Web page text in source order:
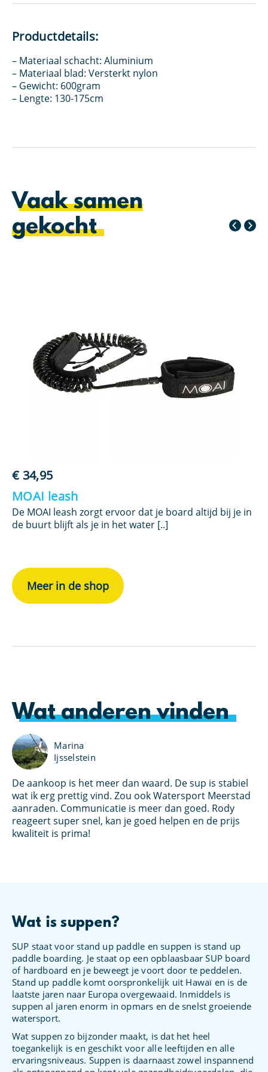
Productdetails:
– Materiaal schacht: Aluminium
– Materiaal blad: Versterkt nylon
– Gewicht: 600gram
– Lengte: 130-175cm
Vaak samen
gekocht
€34,95
MOAI leash
De MOAI leash zorgt ervoor dat je board altijd bij je in
de buurt blijft als je in het water [..]
Meer in de shop
Wat anderen vinden
Marina
Ijsselstein
De aankoop is het meer dan waard. De sup is stabiel
wat ik erg prettig vind. Zou ook Watersport Meerstad
aanraden. Communicatie is meer dan goed. Rody
reageert super snel, kan je goed helpen en de prijs
kwaliteit is prima!
Wat is suppen?
SUP staat voor stand up paddle en suppen is stand up
paddle boarding. Je staat op een opblaasbaar SUP board
of hardboard en je beweegt je voort door te peddelen.
Stand up paddle komt oorspronkelijk uit Hawaï en is de
laatste jaren naar Europa overgewaaid. Inmiddels is
suppen al jaren enorm in opmars en de snelst groeiende
watersport.
Wat suppen zo bijzonder maakt, is dat het heel
toegankelijk is en geschikt voor alle leeftijden en alle
ervaringsniveaus. Suppen is daarnaast zowel inspannend